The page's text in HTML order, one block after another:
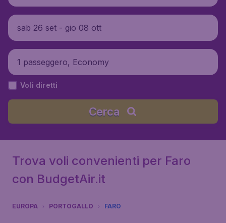
sab 26 set - gio 08 ott
1 passeggero, Economy
Voli diretti
Cerca
Trova voli convenienti per Faro
con BudgetAir.it
EUROPA PORTOGALLO FARO